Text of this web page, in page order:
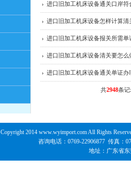
进口旧加工机床设备通关口岸
进口旧加工机床设备怎样计算清
进口旧加工机床设备报关所需
进口旧加工机床设备清关要怎么
进口旧加工机床设备通关单证办
共2948条记
Copyright 2014 www.wyimport.com All Rights
咨询电话：0769-22906877 传真：
地址：广东省